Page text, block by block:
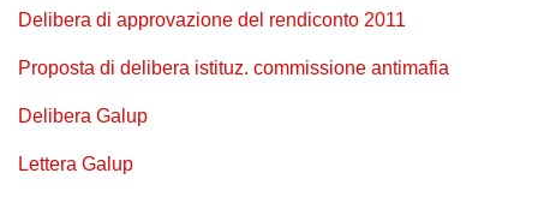
Delibera di approvazione del rendiconto 2011
Proposta di delibera istituz. commissione antimafia
Delibera Galup
Lettera Galup